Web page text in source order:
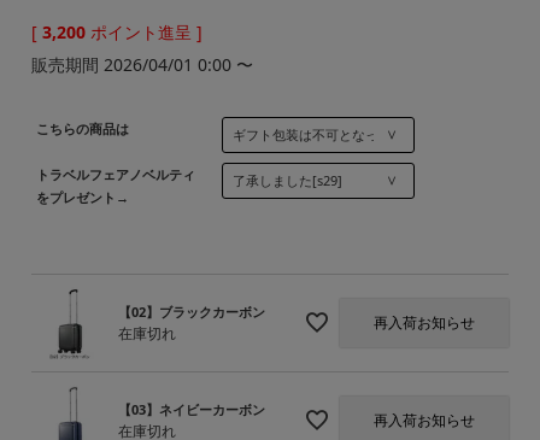
[ 3,200 ポイント進呈 ]
販売期間 2026/04/01 0:00 〜
こちらの商品は
トラベルフェアノベルティ
をプレゼント→
【02】ブラックカーボン
在庫切れ
再入荷お知らせ
【03】ネイビーカーボン
在庫切れ
再入荷お知らせ